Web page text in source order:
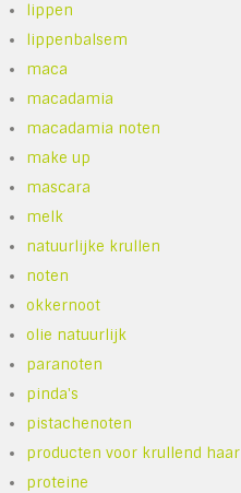
lippen
lippenbalsem
maca
macadamia
macadamia noten
make up
mascara
melk
natuurlijke krullen
noten
okkernoot
olie natuurlijk
paranoten
pinda's
pistachenoten
producten voor krullend haar
proteine